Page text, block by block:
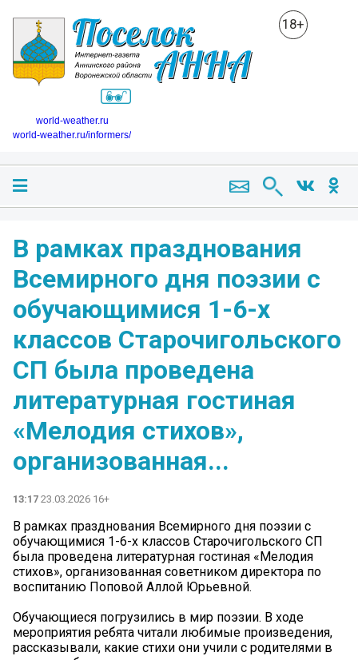
18+
world-weather.ru
world-weather.ru/informers/
В рамках празднования
Всемирного дня поэзии с
обучающимися 1-6-х
классов Старочигольского
СП была проведена
литературная гостиная
«Мелодия стихов»,
организованная...
13:17 23.03.2026 16+
В рамках празднования Всемирного дня поэзии с
обучающимися 1-6-х классов Старочигольского СП
была проведена литературная гостиная «Мелодия
стихов», организованная советником директора по
воспитанию Поповой Аллой Юрьевной.
Обучающиеся погрузились в мир поэзии. В ходе
мероприятия ребята читали любимые произведения,
рассказывали, какие стихи они учили с родителями в